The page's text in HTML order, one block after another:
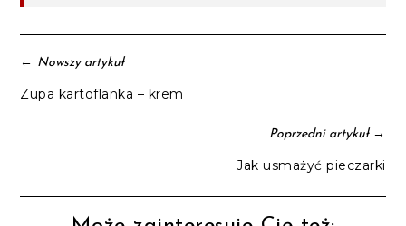
← Nowszy artykuł
Zupa kartoflanka – krem
Poprzedni artykuł→
Jak usmażyć pieczarki